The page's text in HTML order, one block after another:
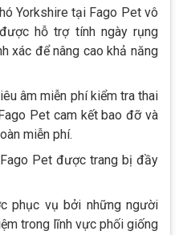
Yorkshire tại Fago Pet vô
hỗ trợ tính ngày rụng
xác để nâng cao khả năng
âm miễn phí kiểm tra thai
Pet cam kết bao đỡ và
miễn phí.
Pet được trang bị đầy
phục vụ bởi những người
trong lĩnh vực phối giống